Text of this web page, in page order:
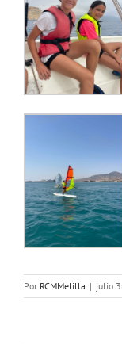
Por RCMMelilla | julio